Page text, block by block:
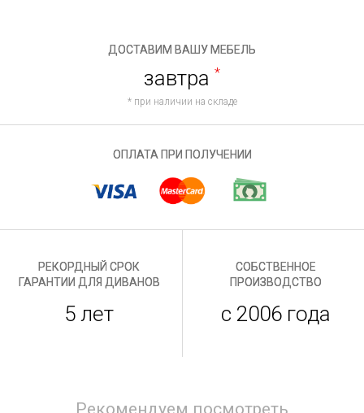
ДОСТАВИМ ВАШУ МЕБЕЛЬ
завтра *
* при наличии на складе
ОПЛАТА ПРИ ПОЛУЧЕНИИ
РЕКОРДНЫЙ СРОК
ГАРАНТИИ ДЛЯ ДИВАНОВ
5 лет
СОБСТВЕННОЕ
ПРОИЗВОДСТВО
с 2006 года